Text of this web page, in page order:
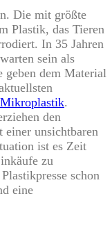
Die mit größte
Plastik, das Tieren
In 35 Jahren
sein als
geben dem Material
.
den
einer unsichtbaren
ist es Zeit
zu
schon
eine